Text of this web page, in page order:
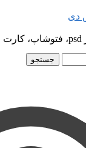
جستجو
جستجو